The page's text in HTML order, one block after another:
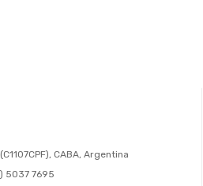
CABA, Argentina
5037 7695